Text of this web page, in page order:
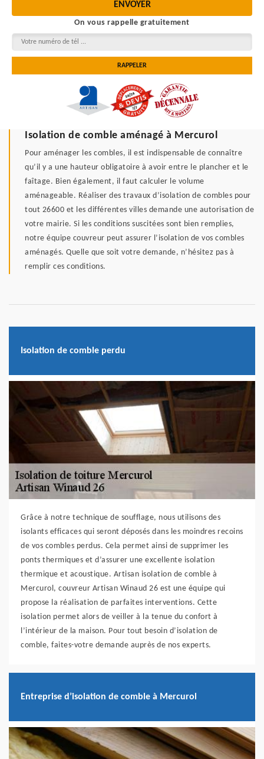
On vous rappelle gratuitement
Isolation de comble aménagé à Mercurol
Pour aménager les combles, il est indispensable de connaître
qu’il y a une hauteur obligatoire à avoir entre le plancher et le
faîtage. Bien également, il faut calculer le volume
aménageable. Réaliser des travaux d’isolation de combles pour
tout 26600 et les différentes villes demande une autorisation de
votre mairie. Si les conditions suscitées sont bien remplies,
notre équipe couvreur peut assurer l’isolation de vos combles
aménagés. Quelle que soit votre demande, n’hésitez pas à
remplir ces conditions.
Isolation de comble perdu
Grâce à notre technique de soufflage, nous utilisons des
isolants efficaces qui seront déposés dans les moindres recoins
de vos combles perdus. Cela permet ainsi de supprimer les
ponts thermiques et d’assurer une excellente isolation
thermique et acoustique. Artisan isolation de comble à
Mercurol, couvreur Artisan Winaud 26 est une équipe qui
propose la réalisation de parfaites interventions. Cette
isolation permet alors de veiller à la tenue du confort à
l’intérieur de la maison. Pour tout besoin d’isolation de
comble, faites-votre demande auprès de nos experts.
Entreprise d’isolation de comble à Mercurol